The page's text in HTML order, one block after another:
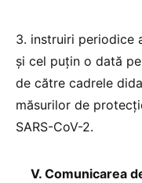
3. instruiri periodice
şi cel puţin o dată
de către cadrele
măsurilor de
SARS-CoV-2.
V. Comunicarea